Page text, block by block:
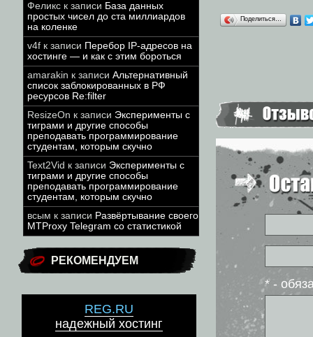
Феликс к записи База данных
простых чисел до ста миллиардов
на коленке
v4f к записи Перебор IP-адресов на
хостинге — и как с этим бороться
amarakin к записи Альтернативный
список заблокированных в РФ
ресурсов Re:filter
ResizeOn к записи Эксперименты с
тиграми и другие способы
преподавать программирование
студентам, которым скучно
Text2Vid к записи Эксперименты с
тиграми и другие способы
преподавать программирование
студентам, которым скучно
всым к записи Развёртывание своего
MTProxy Telegram со статистикой
РЕКОМЕНДУЕМ
REG.RU
надежный хостинг
Поделиться…
* -